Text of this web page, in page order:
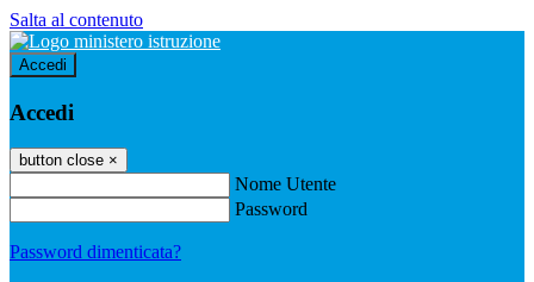
Salta al contenuto
Accedi
Accedi
button close ×
Nome Utente
Password
Password dimenticata?